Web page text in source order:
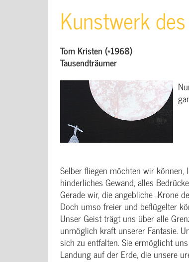
Kunstwerk
Tom Kristen (*1968)
Tausendträumer
Selber fliegen möchten wir
hinderliches Gewand, alles
Gerade wir, die angebliche „Krone
Doch umso freier und beflügelter
Unser Geist trägt uns über alle
unmöglich kraft unserer Fantasie.
sich zu entfalten. Sie ermöglicht
Landung auf der Erde, die unsere